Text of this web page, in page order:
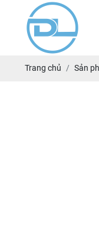
Trang chủ Sản